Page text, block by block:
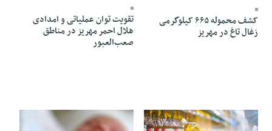
کشف محموله ۶۶۵ کیلوگرمی
زغال تاغ در مهریز
تقویت توان عملیاتی و امدادی
هلال احمر مهریز در مناطق
صعب‌العبور